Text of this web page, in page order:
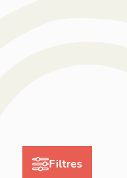
Filtres